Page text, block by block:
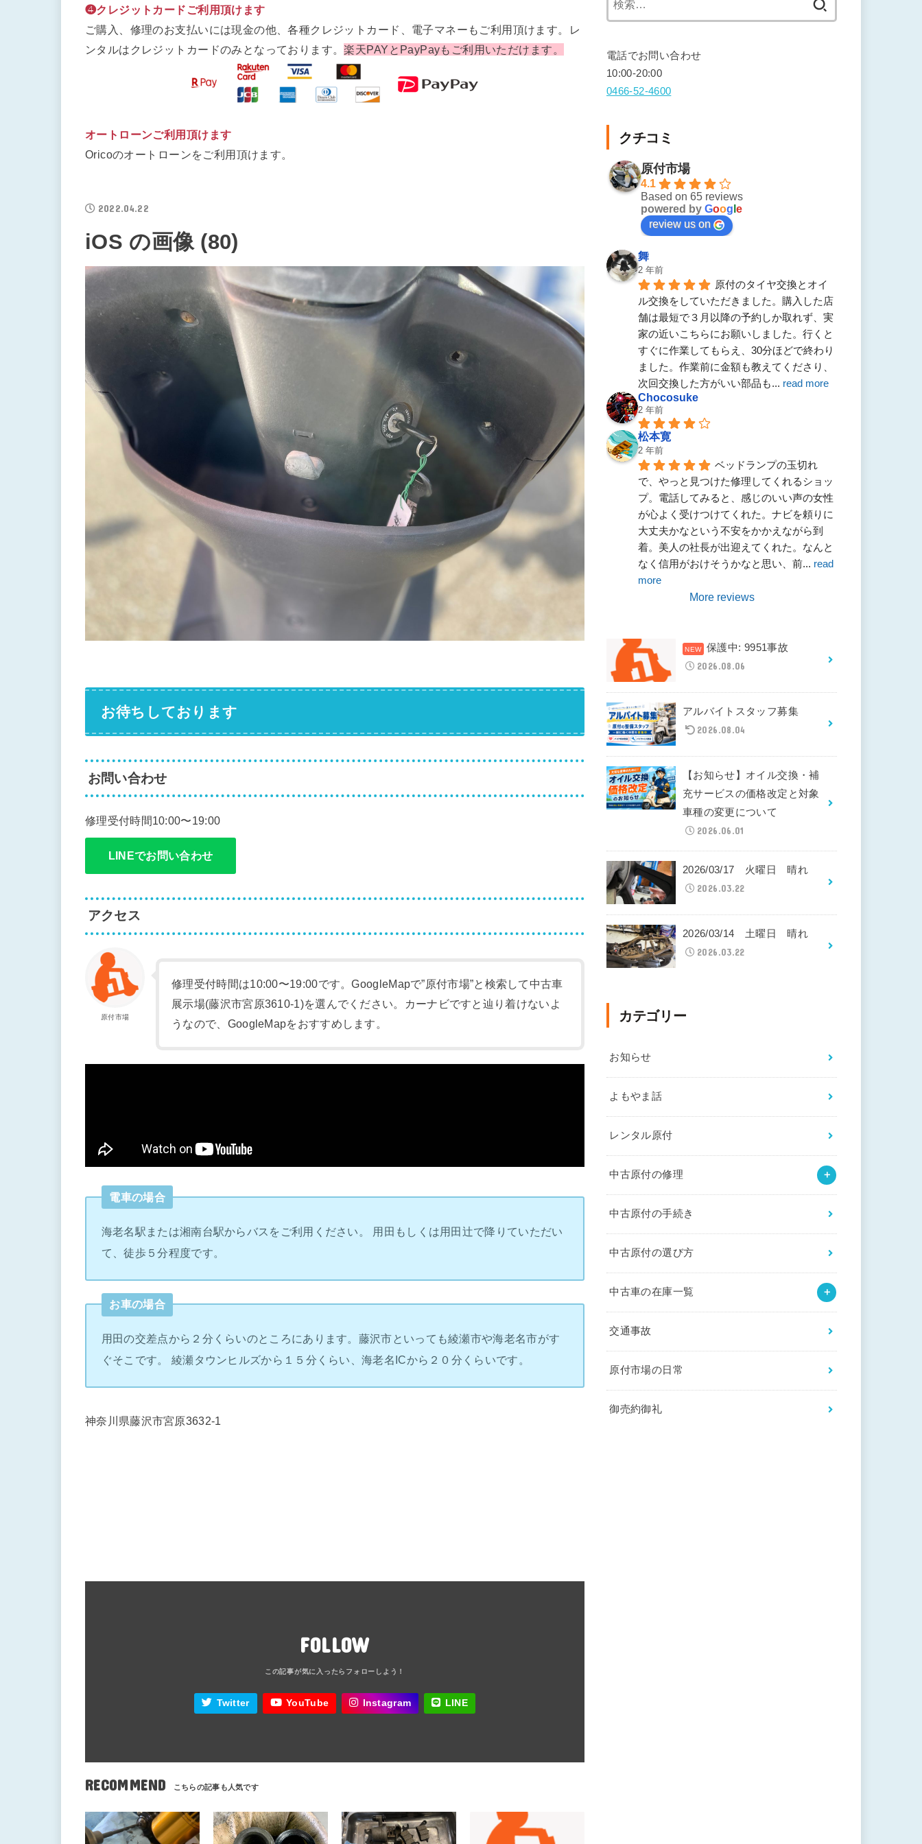
❹クレジットカードご利用頂けます
ご購入、修理のお支払いには現金の他、各種クレジットカード、電子マネーもご利用頂けます。レ
ンタルはクレジットカードのみとなっております。楽天PAYとPayPayもご利用いただけます。
オートローンご利用頂けます
Oricoのオートローンをご利用頂けます。
2022.04.22
iOS の画像 (80)
お待ちしております
お問い合わせ
修理受付時間10:00〜19:00
LINEでお問い合わせ
アクセス
原付市場
修理受付時間は10:00〜19:00です。GoogleMapで”原付市場”と検索して中古車
展示場(藤沢市宮原3610-1)を選んでください。カーナビですと辿り着けないよ
うなので、GoogleMapをおすすめします。
電車の場合
海老名駅または湘南台駅からバスをご利用ください。 用田もしくは用田辻で降りていただい
て、徒歩５分程度です。
お車の場合
用田の交差点から２分くらいのところにあります。藤沢市といっても綾瀬市や海老名市がす
ぐそこです。 綾瀬タウンヒルズから１５分くらい、海老名ICから２０分くらいです。
神奈川県藤沢市宮原3632-1
FOLLOW
Twitter YouTube Instagram LINE
RECOMMEND
電話でお問い合わせ
10:00-20:00
0466-52-4600
クチコミ
原付市場
4.1
Based on 65 reviews
powered by Goog e
review us on
舞
2 年前
原付のタイヤ交換とオイ
ル交換をしていただきました。購入した店
舗は最短で３月以降の予約しか取れず、実
家の近いこちらにお願いしました。行くと
すぐに作業してもらえ、30分ほどで終わり
ました。作業前に金額も教えてくださり、
次回交換した方がいい部品も... read more
Chocosuke
2 年前
松本寛
2 年前
ベッドランプの玉切れ
で、やっと見つけた修理してくれるショッ
プ。電話してみると、感じのいい声の女性
が心よく受けつけてくれた。ナビを頼りに
大丈夫かなという不安をかかえながら到
着。美人の社長が出迎えてくれた。なんと
なく信用がおけそうかなと思い、前... read
more
More reviews
保護中: 9951事故
2026.08.06
アルバイトスタッフ募集
2026.08.04
【お知らせ】オイル交換・補
充サービスの価格改定と対象
車種の変更について
2026.06.01
2026/03/17 火曜日 晴れ
2026.03.22
2026/03/14 土曜日 晴れ
2026.03.22
カテゴリー
お知らせ
よもやま話
レンタル原付
中古原付の修理
中古原付の手続き
中古原付の選び方
中古車の在庫一覧
交通事故
原付市場の日常
御売約御礼